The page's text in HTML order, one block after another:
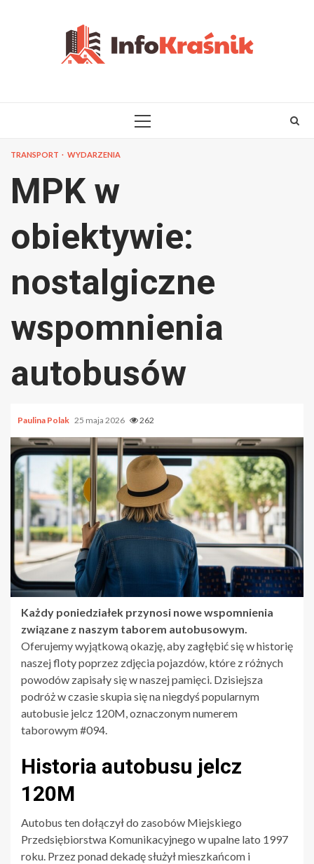
PRIMARY
TRANSPORT WYDARZENIA
MPK w
obiektywie:
nostalgiczne
wspomnienia
autobusów
Paulina Polak 25 maja 2026 262
Każdy poniedziałek przynosi nowe wspomnienia
związane z naszym taborem autobusowym.
Oferujemy wyjątkową okazję, aby zagłębić się w historię
naszej floty poprzez zdjęcia pojazdów, które z różnych
powodów zapisały się w naszej pamięci. Dzisiejsza
podróż w czasie skupia się na niegdyś popularnym
autobusie jelcz 120M, oznaczonym numerem
taborowym #094.
Historia autobusu jelcz
120M
Autobus ten dołączył do zasobów Miejskiego
Przedsiębiorstwa Komunikacyjnego w upalne lato 1997
roku. Przez ponad dekadę służył mieszkańcom i